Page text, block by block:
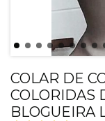
COLAR DE
COLORIDAS
BLOGUEIRA